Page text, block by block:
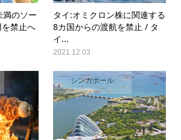
のソー
禁止へ
タイ:オミクロン株に関連する
8カ国からの渡航を禁止 / タ
イ...
2021.12.03
シンガポール